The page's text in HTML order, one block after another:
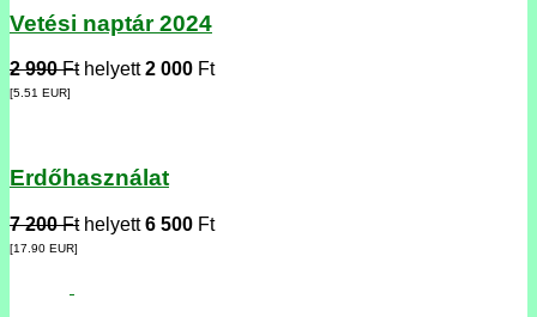
Vetési naptár 2024
2 990 Fthelyett2 000 Ft
[5.51 EUR]
Erdőhasználat
7 200 Fthelyett6 500 Ft
[17.90 EUR]